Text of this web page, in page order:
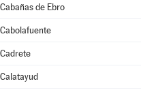
Cabañas de Ebro
Cabolafuente
Cadrete
Calatayud